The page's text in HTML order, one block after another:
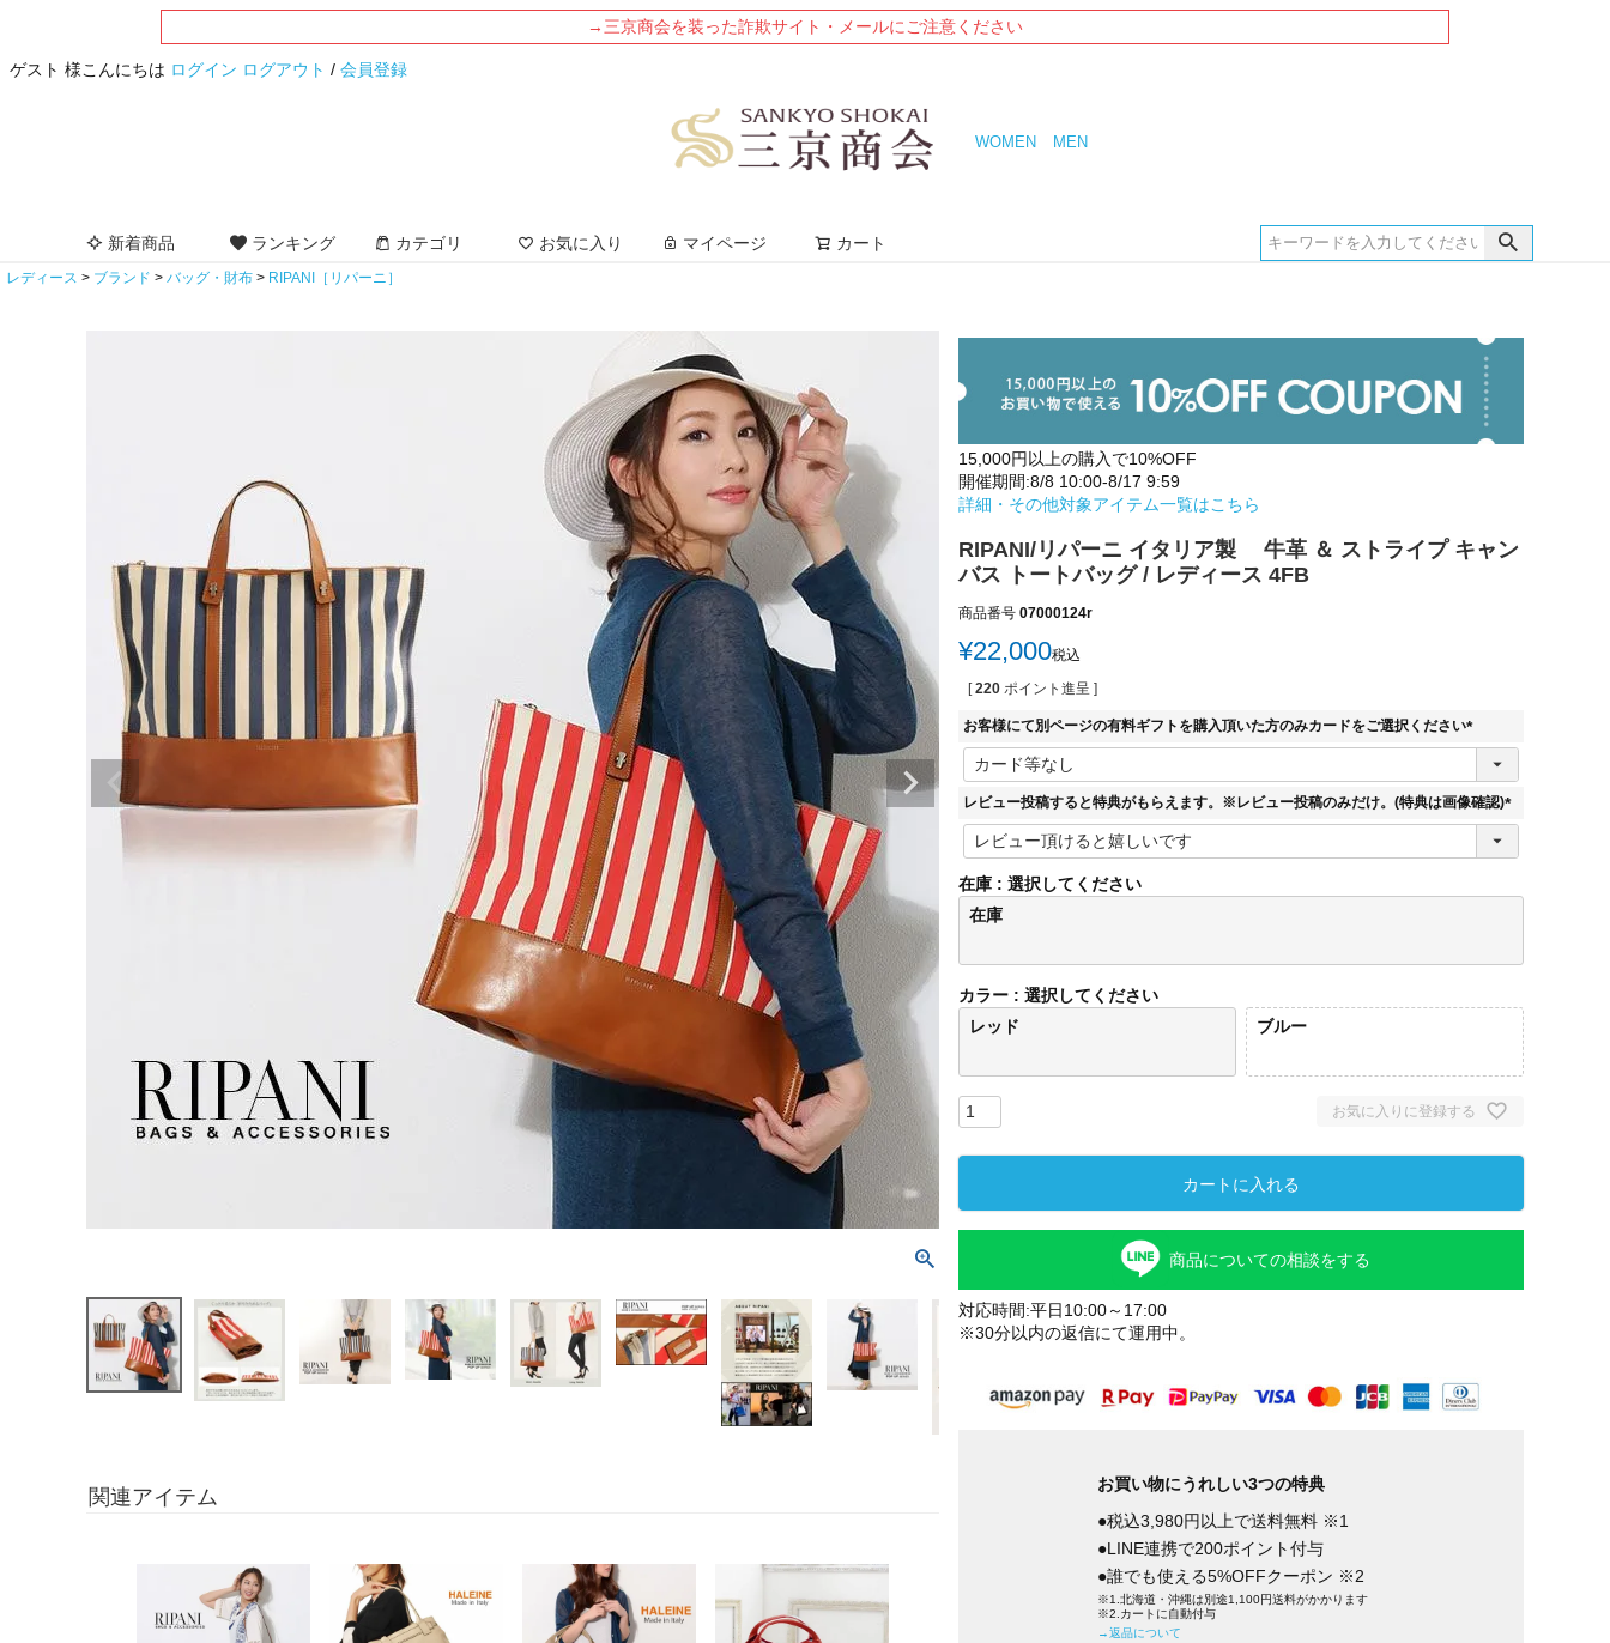
→三京商会を装った詐欺サイト・メールにご注意ください
ゲスト 様こんにちは ログイン ログアウト / 会員登録
WOMEN MEN
新着商品 ランキング カテゴリ お気に入り マイページ カート
レディース ブランド バッグ・財布 RIPANI［リパーニ］
関連アイテム
15,000円以上の購入で10%OFF
開催期間:8/8 10:00-8/17 9:59
詳細・その他対象アイテム一覧はこちら
RIPANI/リパーニ イタリア製 牛革 ＆ ストライプ キャン
バス トートバッグ / レディース 4FB
商品番号 07000124r
¥22,000税込
[ 220 ポイント進呈 ]
お客様にて別ページの有料ギフトを購入頂いた方のみカードをご選択ください
(
須
レビュー投稿すると特典がもらえます。※レビュー投稿のみだけ。(特典は画像確認)
(
)
在庫
選択してください
在庫
カラー
選択してください
レッド
ブルー
お気に入りに登録する
カートに入れる
商品についての相談をする
対応時間:平日10:00～17:00
※30分以内の返信にて運用中。
お買い物にうれしい3つの特典
●税込3,980円以上で送料無料 ※1
●LINE連携で200ポイント付与
●誰でも使える5%OFFクーポン ※2
※1.北海道・沖縄は別途1,100円送料がかかります
※2.カートに自動付与
→返品について